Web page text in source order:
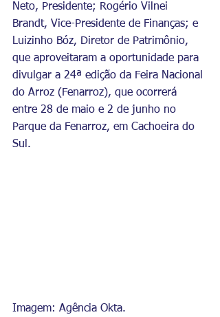
Neto, Presidente; Rogério Vilnei
Brandt, Vice-Presidente de Finanças; e
Luizinho Bóz, Diretor de Patrimônio,
que aproveitaram a oportunidade para
divulgar a 24ª edição da Feira Nacional
do Arroz (Fenarroz), que ocorrerá
entre 28 de maio e 2 de junho no
Parque da Fenarroz, em Cachoeira do
Sul.
Imagem: Agência Okta.